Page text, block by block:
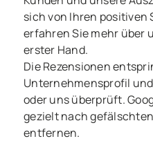
sich von Ihren positiven
erfahren Sie mehr über
erster Hand.
Die Rezensionen
Unternehmensprofil
oder uns überprüft.
gezielt nach
entfernen.